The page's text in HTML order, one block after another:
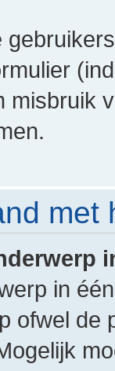
misbruik
met
in
ofwel de